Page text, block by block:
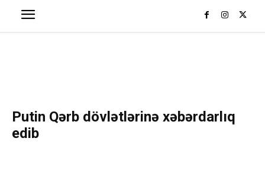
Putin Qərb dövlətlərinə xəbərdarlıq
edib